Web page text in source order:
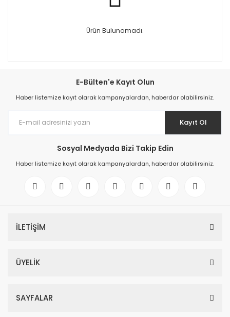
Ürün Bulunamadı.
E-Bülten'e Kayıt Olun
Haber listemize kayıt olarak kampanyalardan, haberdar olabilirsiniz.
Kayıt Ol
Sosyal Medyada Bizi Takip Edin
Haber listemize kayıt olarak kampanyalardan, haberdar olabilirsiniz.
İLETİŞİM
ÜYELİK
SAYFALAR